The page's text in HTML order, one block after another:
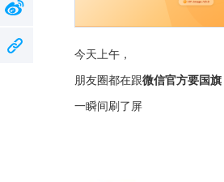
今天上午，
朋友圈都在跟微信官方要国旗
一瞬间刷了屏